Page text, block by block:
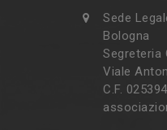
Sede
Bologna
Segreteria
Viale
C.F.